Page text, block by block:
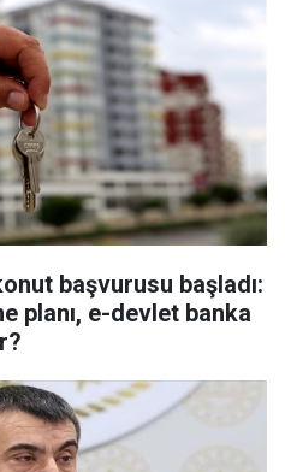
başvurusu başladı:
planı, e-devlet banka